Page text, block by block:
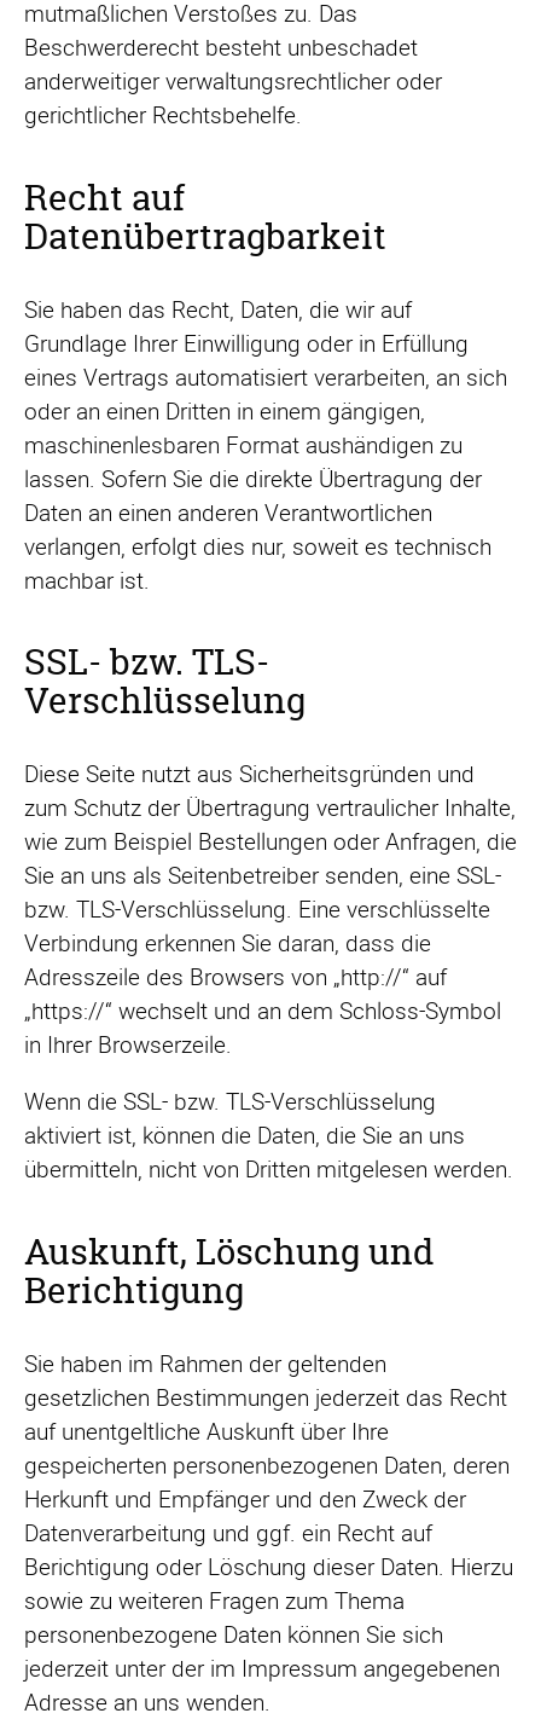
mutmaßlichen Verstoßes zu. Das
Beschwerderecht besteht unbeschadet
anderweitiger verwaltungsrechtlicher oder
gerichtlicher Rechtsbehelfe.
Recht auf
Datenübertragbarkeit
Sie haben das Recht, Daten, die wir auf
Grundlage Ihrer Einwilligung oder in Erfüllung
eines Vertrags automatisiert verarbeiten, an sich
oder an einen Dritten in einem gängigen,
maschinenlesbaren Format aushändigen zu
lassen. Sofern Sie die direkte Übertragung der
Daten an einen anderen Verantwortlichen
verlangen, erfolgt dies nur, soweit es technisch
machbar ist.
SSL- bzw. TLS-
Verschlüsselung
Diese Seite nutzt aus Sicherheitsgründen und
zum Schutz der Übertragung vertraulicher Inhalte,
wie zum Beispiel Bestellungen oder Anfragen, die
Sie an uns als Seitenbetreiber senden, eine SSL-
bzw. TLS-Verschlüsselung. Eine verschlüsselte
Verbindung erkennen Sie daran, dass die
Adresszeile des Browsers von „http://“ auf
„https://“ wechselt und an dem Schloss-Symbol
in Ihrer Browserzeile.
Wenn die SSL- bzw. TLS-Verschlüsselung
aktiviert ist, können die Daten, die Sie an uns
übermitteln, nicht von Dritten mitgelesen werden.
Auskunft, Löschung und
Berichtigung
Sie haben im Rahmen der geltenden
gesetzlichen Bestimmungen jederzeit das Recht
auf unentgeltliche Auskunft über Ihre
gespeicherten personenbezogenen Daten, deren
Herkunft und Empfänger und den Zweck der
Datenverarbeitung und ggf. ein Recht auf
Berichtigung oder Löschung dieser Daten. Hierzu
sowie zu weiteren Fragen zum Thema
personenbezogene Daten können Sie sich
jederzeit unter der im Impressum angegebenen
Adresse an uns wenden.